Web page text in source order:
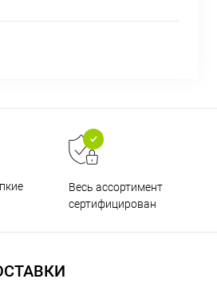
Весь ассортимент
сертифицирован